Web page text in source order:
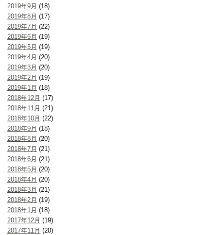
2019年9月 (18)
2019年8月 (17)
2019年7月 (22)
2019年6月 (19)
2019年5月 (19)
2019年4月 (20)
2019年3月 (20)
2019年2月 (19)
2019年1月 (18)
2018年12月 (17)
2018年11月 (21)
2018年10月 (22)
2018年9月 (18)
2018年8月 (20)
2018年7月 (21)
2018年6月 (21)
2018年5月 (20)
2018年4月 (20)
2018年3月 (21)
2018年2月 (19)
2018年1月 (18)
2017年12月 (19)
2017年11月 (20)